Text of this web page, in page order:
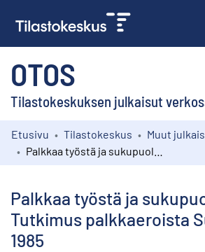
OTOS
Tilastokeskuksen julkaisut
Kokoelmat
Etusivu Tilastokeskus
Muut
Palkkaa työstä ja
Tutkimus palkkaeroista
1985